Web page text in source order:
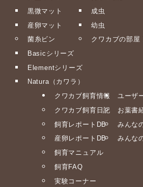
黒微マット
産卵マット
菌糸ビン
Basicシリーズ
Elementシリーズ
Natura（カワラ）
成虫
幼虫
クワカブの部屋
クワカブ飼育情報
クワカブ飼育日記
飼育レポートDB
産卵レポートDB
飼育マニュアル
飼育FAQ
実験コーナー
ユーザ
お葉書
みんな
みんな